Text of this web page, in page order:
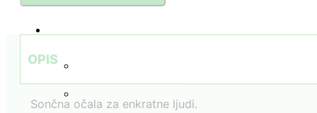
očala
OPIS
Sončna očala za enkratne ljudi.